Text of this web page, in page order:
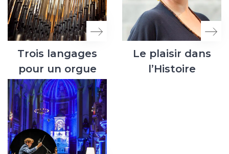
Trois langages
pour un orgue
Le plaisir dans
l’Histoire